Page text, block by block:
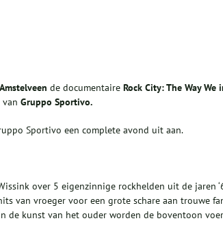
de documentaire Rock City: The Way We i
van Gruppo Sportivo.
Sportivo een complete avond uit aan.
over 5 eigenzinnige rockhelden uit de jaren
van vroeger voor een grote schare aan trouwe
de kunst van het ouder worden de boventoon